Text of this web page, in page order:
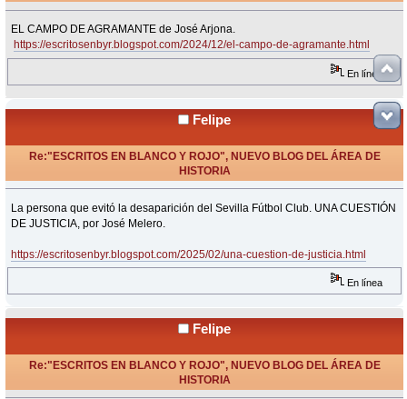
EL CAMPO DE AGRAMANTE de José Arjona.
https://escritosenbyr.blogspot.com/2024/12/el-campo-de-agramante.html
En línea
Felipe
Re:"ESCRITOS EN BLANCO Y ROJO", NUEVO BLOG DEL ÁREA DE
HISTORIA
La persona que evitó la desaparición del Sevilla Fútbol Club. UNA CUESTIÓN
DE JUSTICIA, por José Melero.
https://escritosenbyr.blogspot.com/2025/02/una-cuestion-de-justicia.html
En línea
Felipe
Re:"ESCRITOS EN BLANCO Y ROJO", NUEVO BLOG DEL ÁREA DE
HISTORIA